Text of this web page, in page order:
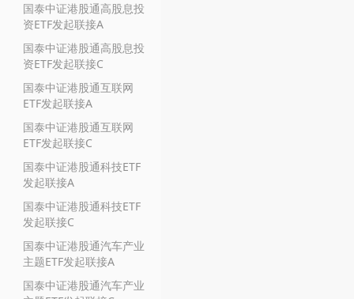
国泰中证港股通高股息投
资ETF发起联接A
国泰中证港股通高股息投
资ETF发起联接C
国泰中证港股通互联网
ETF发起联接A
国泰中证港股通互联网
ETF发起联接C
国泰中证港股通科技ETF
发起联接A
国泰中证港股通科技ETF
发起联接C
国泰中证港股通汽车产业
主题ETF发起联接A
国泰中证港股通汽车产业